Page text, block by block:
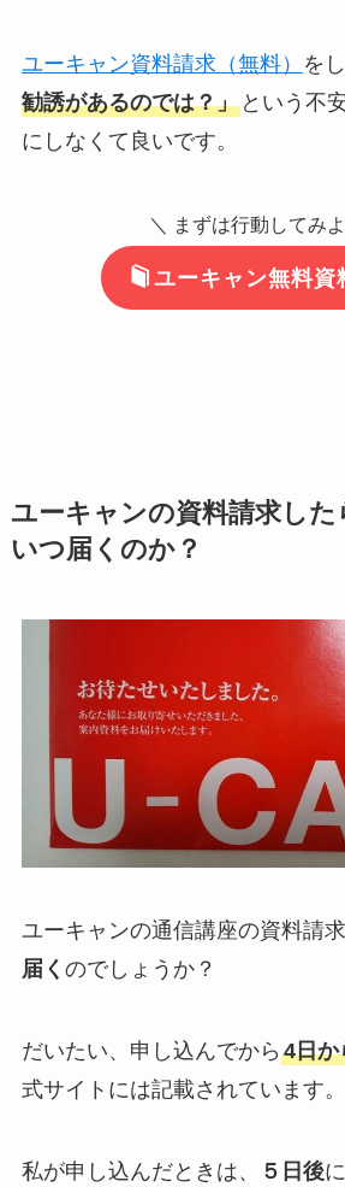
ユーキャン資料請求（無料） を
勧誘があるのでは？」という不
にしなくて良いです。
＼ まずは行動してみ
ユーキャン無料資
ユーキャンの資料請求した
いつ届くのか？
ユーキャンの通信講座の資料請求
届く のでしょうか？
だいたい、申し込んでから 4日か
式サイトには記載されています。
私が申し込んだときは、 ５日後